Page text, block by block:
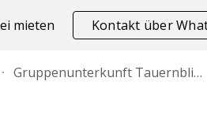
Skip to navigation
mieten Kontakt über
Gruppenunterkunft Tauernblick